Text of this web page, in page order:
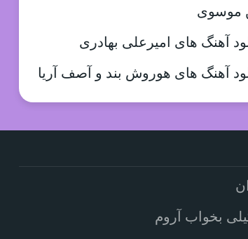
موسوی
آهنگ های امیرعلی بهادری
آهنگ های هوروش بند و آصف آریا
بخواب آروم